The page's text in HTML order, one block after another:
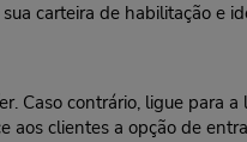
carteira de habilitação
Caso contrário, ligue para
aos clientes a opção de